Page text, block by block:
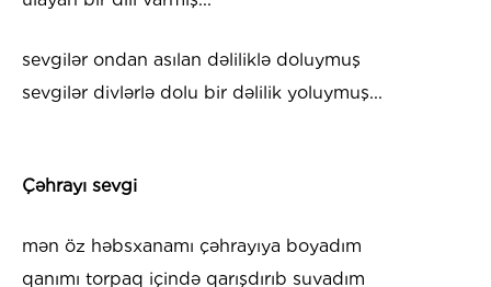
sevgilər ondan asılan dəliliklə doluymuş
sevgilər divlərlə dolu bir dəlilik yoluymuş...
Çəhrayı sevgi
mən öz həbsxanamı çəhrayıya boyadım
qanımı torpaq içində qarışdırıb suvadım